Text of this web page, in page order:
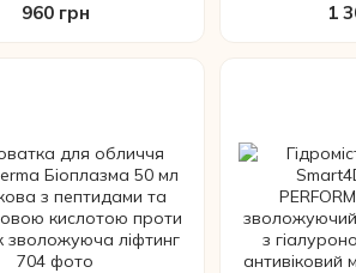
30 мл | від зморшок
кіл набряків
д
960 грн
кави
темних
1